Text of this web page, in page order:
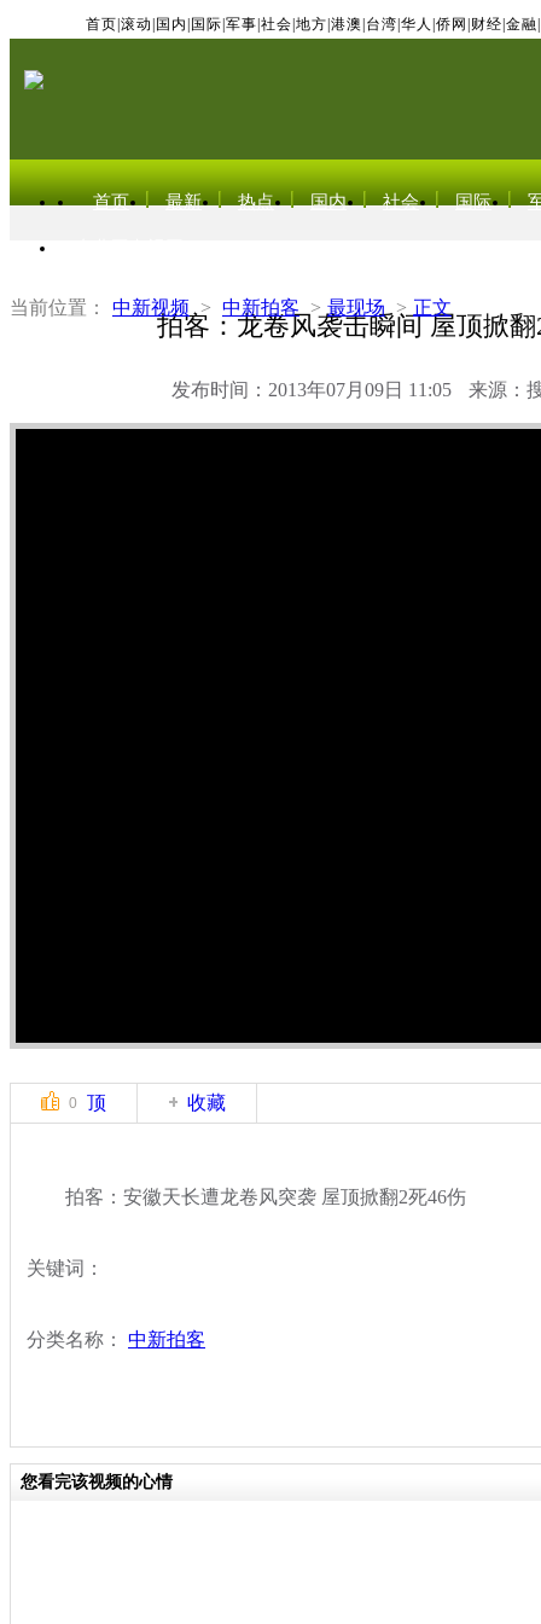
首页 滚动 国内 国际 军事 社会 地方 港澳 台湾 华人 侨网 财经 金融
首页 最新 热点 国内 社会 国际
当前位置： 中新视频 > 中新拍客 > 最现场 > 正文
拍客：龙卷风袭击瞬间 屋顶掀翻
发布时间：2013年07月09日 11:05 来源：
0 顶 收藏
拍客：安徽天长遭龙卷风突袭 屋顶掀翻2死46伤
关键词：
分类名称： 中新拍客
您看完该视频的心情